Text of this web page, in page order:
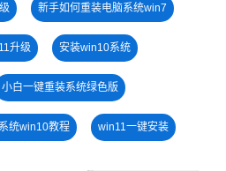
新手如何重装电脑系统win7
升级 安装win10系统
小白一键重装系统绿色版
统win10教程 win11一键安装